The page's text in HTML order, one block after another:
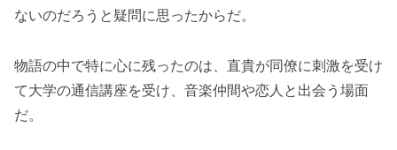
ないのだろうと疑問に思ったからだ。
物語の中で特に心に残ったのは、直貴が同僚に刺激を受け
て大学の通信講座を受け、音楽仲間や恋人と出会う場面
だ。